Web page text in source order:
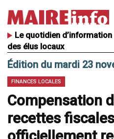
Le quotidien d’information
des élus locaux
Édition du mardi 23
FINANCES LOCALES
Compensation
recettes